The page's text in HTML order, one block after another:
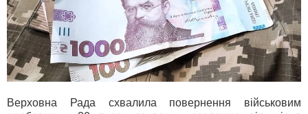
Верховна Рада схвалила повернення військовим